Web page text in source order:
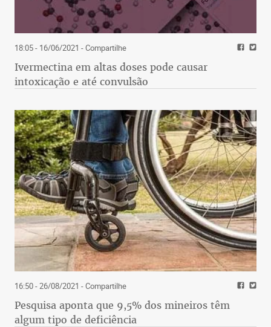
18:05 - 16/06/2021 - Compartilhe
Ivermectina em altas doses pode causar
intoxicação e até convulsão
16:50 - 26/08/2021 - Compartilhe
Pesquisa aponta que 9,5% dos mineiros têm
algum tipo de deficiência